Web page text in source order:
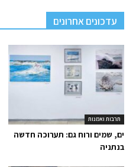
עדכונים אחרונים
תרבות ואמנות
ים, שמים ורוח גם: תערוכה חדשה
בנתניה